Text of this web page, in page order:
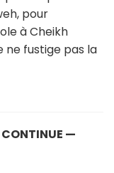
pour
à Cheikh
ne fustige pas la
CONTINUE —